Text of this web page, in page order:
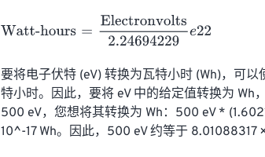
Watt-hours Electronvolts2.24694229
要将电子伏特 (eV) 转换为瓦特小时 (Wh)，可
特小时。因此，要将 eV 中的给定值转换为
500 eV，您想将其转换为 Wh：500 eV *
10^-17 Wh。因此，500 eV 约等于 8.01088317 ×